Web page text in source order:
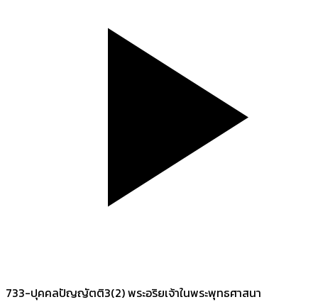
733-ปุคคลปัญญัตติ3(2) พระอริยเจ้าในพระพุทธศาสนา